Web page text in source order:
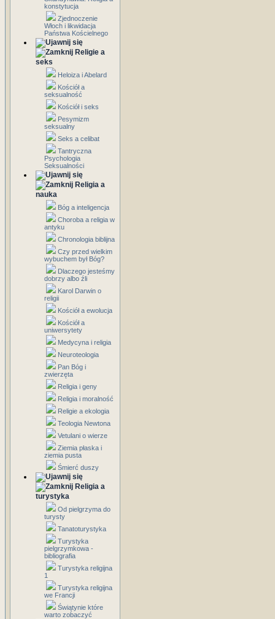
konstytucja
Zjednoczenie
Włoch i likwidacja
Państwa Kościelnego
Religie a
seks
Heloiza i Abelard
Kościół a
seksualność
Kościół i seks
Pesymizm
seksualny
Seks a celibat
Tantryczna
Psychologia
Seksualności
Religia a
nauka
Bóg a inteligencja
Choroba a religia w
antyku
Chronologia biblijna
Czy przed wielkim
wybuchem był Bóg?
Dlaczego jesteśmy
dobrzy albo źli
Karol Darwin o
religii
Kościół a ewolucja
Kościół a
uniwersytety
Medycyna i religia
Neuroteologia
Pan Bóg i
zwierzęta
Religia i geny
Religia i moralność
Religie a ekologia
Teologia Newtona
Vetulani o wierze
Ziemia płaska i
ziemia pusta
Śmierć duszy
Religia a
turystyka
Od pielgrzyma do
turysty
Tanatoturystyka
Turystyka
pielgrzymkowa -
bibliografia
Turystyka religijna
1
Turystyka religijna
we Francji
Świątynie które
warto zobaczyć